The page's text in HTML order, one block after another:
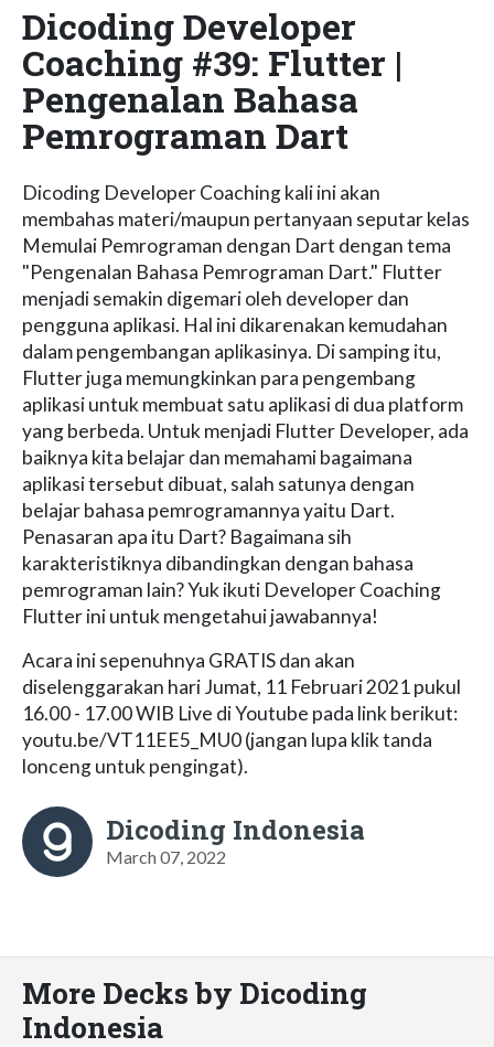
Dicoding Developer
Coaching #39: Flutter |
Pengenalan Bahasa
Pemrograman Dart
Dicoding Developer Coaching kali ini akan
membahas materi/maupun pertanyaan seputar kelas
Memulai Pemrograman dengan Dart dengan tema
"Pengenalan Bahasa Pemrograman Dart." Flutter
menjadi semakin digemari oleh developer dan
pengguna aplikasi. Hal ini dikarenakan kemudahan
dalam pengembangan aplikasinya. Di samping itu,
Flutter juga memungkinkan para pengembang
aplikasi untuk membuat satu aplikasi di dua platform
yang berbeda. Untuk menjadi Flutter Developer, ada
baiknya kita belajar dan memahami bagaimana
aplikasi tersebut dibuat, salah satunya dengan
belajar bahasa pemrogramannya yaitu Dart.
Penasaran apa itu Dart? Bagaimana sih
karakteristiknya dibandingkan dengan bahasa
pemrograman lain? Yuk ikuti Developer Coaching
Flutter ini untuk mengetahui jawabannya!
Acara ini sepenuhnya GRATIS dan akan
diselenggarakan hari Jumat, 11 Februari 2021 pukul
16.00 - 17.00 WIB Live di Youtube pada link berikut:
youtu.be/VT11EE5_MU0 (jangan lupa klik tanda
lonceng untuk pengingat).
Dicoding Indonesia
March 07, 2022
More Decks by Dicoding
Indonesia